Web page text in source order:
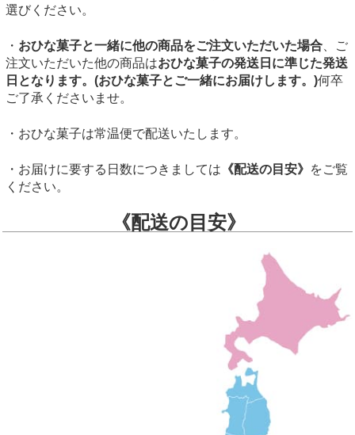
選びください。
・ おひな菓子と一緒に他の商品をご注文いただいた場合 、ご
注文いただいた他の商品はおひな菓子の発送日に準じた発送
日となります。(おひな菓子とご一緒にお届けします。)何卒
ご了承くださいませ。
・おひな菓子は常温便で配送いたします。
・お届けに要する日数につきましては 《配送の目安》 をご覧
ください。
《配送の目安》